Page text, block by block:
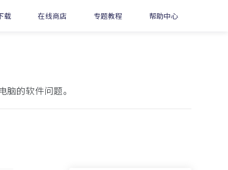
载 在线商店 专题教程 帮助中心
的软件问题。